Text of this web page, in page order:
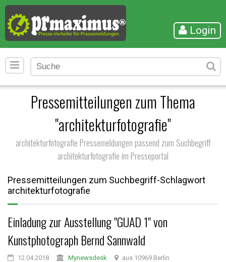
Login
Pressemitteilungen zum Thema
"architekturfotografie"
architekturfotografie Pressemeldungen passend zum Suchbegriff
architekturfotografie im Presseportal
Pressemitteilungen zum Suchbegriff-Schlagwort
architekturfotografie
Einladung zur Ausstellung "GUAD 1" von
Kunstphotograph Bernd Sannwald
12.04.2018 Mynewsdesk aus 10969 Berlin